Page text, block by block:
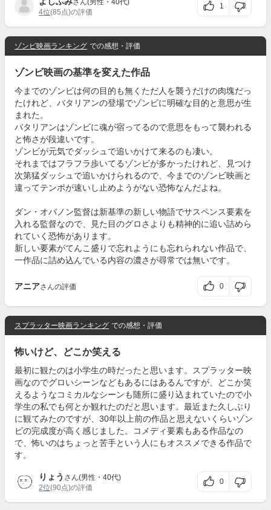
さん(男性・40代)
4位(85点)の評価
1
ゾンビ映画ランキング での感想・評価
ゾンビ映画の基準を変えた作品
今までのゾンビは何の目的も無くただ人を襲うだけの肉塊だっ
たけれど、バタリアンの登場でゾンビに明確な目的と意思が生
まれた。
バタリアンはゾンビに魂が宿ってるので意思をもって襲われる
と怖さが段違いです。
ゾンビが元気でダッシュで追いかけて来るのも凄い。
それまではフラフラ歩いてるゾンビが多かったけれど、見つけ
次第猛ダッシュで追いかけられるので、今までのゾンビ映画と
違ってテンポが速いし止めようがない恐怖なんだよね。
ダン・オバノン監督は新基準の新しい物語でサスペンス要素を
入れる監督なので、見た目のグロさよりも精神的に追い詰めら
れていく恐怖があります。
新しい要素がてんこ盛りで忘れようにも忘れられない作品で、
一作品に詰め込んでいる内容の濃さが尋常では無いです。
アニアさんの評価 0
スプラッター映画ランキング での感想・評価
怖いけど、どこか笑える
最初に観たのは小学生の時だったと思います。スプラッター映
画なのでグロいシーンなどもあるにはあるんですが、どこか笑
えるようなコミカルなシーンも随所に盛り込まれていたので小
学生の私でも何とか観れたのだと思います。最近また久しぶり
に観てみたのですが、30年以上前の作品と思えないくらいゾン
ビの完成度が高く感じました。コメディ要素もある作品なの
で、怖いのはちょっと苦手という人にもオススメできる作品で
す。
りょう さん(男性・40代)
2位(90点)の評価
0